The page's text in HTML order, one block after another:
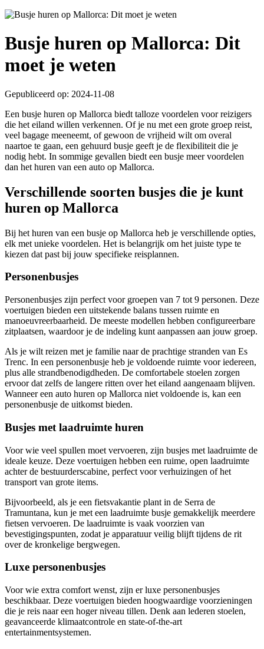
Busje huren op Mallorca: Dit
moet je weten
Gepubliceerd op: 2024-11-08
Een busje huren op Mallorca biedt talloze voordelen voor reizigers
die het eiland willen verkennen. Of je nu met een grote groep reist,
veel bagage meeneemt, of gewoon de vrijheid wilt om overal
naartoe te gaan, een gehuurd busje geeft je de flexibiliteit die je
nodig hebt. In sommige gevallen biedt een busje meer voordelen
dan het huren van een auto op Mallorca.
Verschillende soorten busjes die je kunt
huren op Mallorca
Bij het huren van een busje op Mallorca heb je verschillende opties,
elk met unieke voordelen. Het is belangrijk om het juiste type te
kiezen dat past bij jouw specifieke reisplannen.
Personenbusjes
Personenbusjes zijn perfect voor groepen van 7 tot 9 personen. Deze
voertuigen bieden een uitstekende balans tussen ruimte en
manoeuvreerbaarheid. De meeste modellen hebben configureerbare
zitplaatsen, waardoor je de indeling kunt aanpassen aan jouw groep.
Als je wilt reizen met je familie naar de prachtige stranden van Es
Trenc. In een personenbusje heb je voldoende ruimte voor iedereen,
plus alle strandbenodigdheden. De comfortabele stoelen zorgen
ervoor dat zelfs de langere ritten over het eiland aangenaam blijven.
Wanneer een auto huren op Mallorca niet voldoende is, kan een
personenbusje de uitkomst bieden.
Busjes met laadruimte huren
Voor wie veel spullen moet vervoeren, zijn busjes met laadruimte de
ideale keuze. Deze voertuigen hebben een ruime, open laadruimte
achter de bestuurderscabine, perfect voor verhuizingen of het
transport van grote items.
Bijvoorbeeld, als je een fietsvakantie plant in de Serra de
Tramuntana, kun je met een laadruimte busje gemakkelijk meerdere
fietsen vervoeren. De laadruimte is vaak voorzien van
bevestigingspunten, zodat je apparatuur veilig blijft tijdens de rit
over de kronkelige bergwegen.
Luxe personenbusjes
Voor wie extra comfort wenst, zijn er luxe personenbusjes
beschikbaar. Deze voertuigen bieden hoogwaardige voorzieningen
die je reis naar een hoger niveau tillen. Denk aan lederen stoelen,
geavanceerde klimaatcontrole en state-of-the-art
entertainmentsystemen.